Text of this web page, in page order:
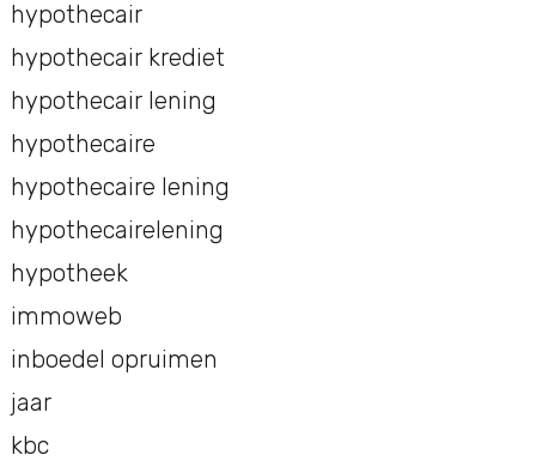
hypothecair
hypothecair krediet
hypothecair lening
hypothecaire
hypothecaire lening
hypothecairelening
hypotheek
immoweb
inboedel opruimen
jaar
kbc